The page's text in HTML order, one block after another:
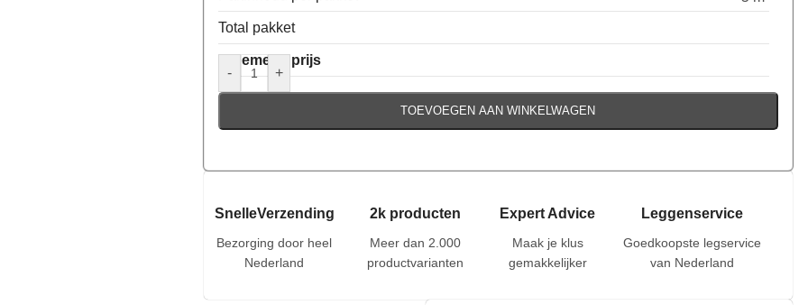
Total pakket
Algemene prijs
-
+
TOEVOEGEN AAN WINKELWAGEN
SnelleVerzending
Bezorging door heel
Nederland
2k producten
Meer dan 2.000
productvarianten
Expert Advice
Maak je klus
gemakkelijker
Leggenservice
Goedkoopste legservice
van Nederland